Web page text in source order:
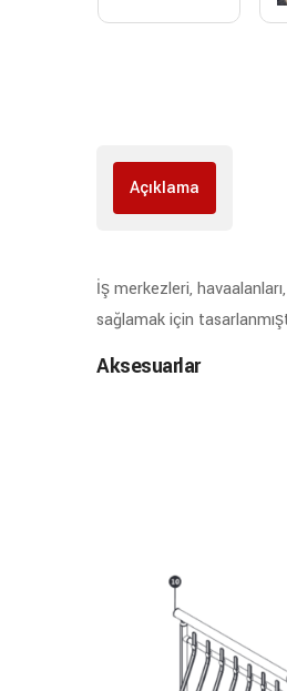
Açıklama
İş merkezleri,
sağlamak için
Aksesuarlar